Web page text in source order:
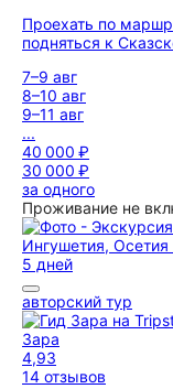
Проехать по
подняться к
7–9 авг
8–10 авг
9–11 авг
...
40 000 ₽
30 000 ₽
за одного
Проживание не
5 дней
авторский тур
Зара
4,93
14 отзывов